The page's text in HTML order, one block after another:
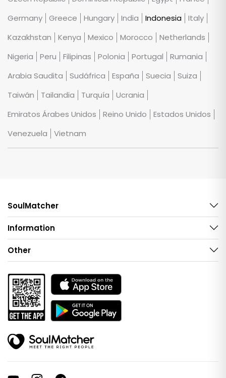
Germany
Greece Hungary India Indonesia
Italy
Kazakhstan
Kenya Mexico Morocco
Netherlands
Nigeria
Peru Filipinas Polonia Portugal
Rumania
Arabia Saudita
Sudáfrica España Suecia
Suiza
Taiwán
Tailandia Turquía
Ucrania
Emiratos Árabes Unidos
Reino Unido
Estados Unidos
Venezuela
Vietnam
SoulMatcher
Information
Other